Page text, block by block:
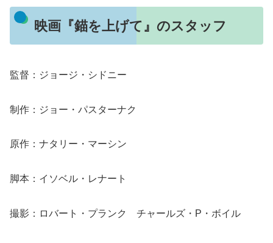
映画『錨を上げて』のスタッフ
監督：ジョージ・シドニー
制作：ジョー・パスターナク
原作：ナタリー・マーシン
脚本：イソベル・レナート
撮影：ロバート・プランク チャールズ・P・ボイル